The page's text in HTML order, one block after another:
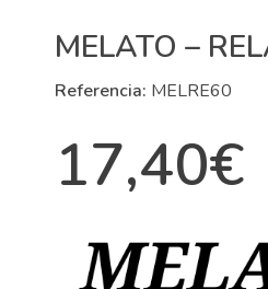
MELATO –
Referencia: MELRE60
17,40€